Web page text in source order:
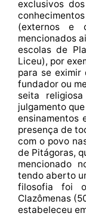
exclusivos
(externos e
mencionados
escolas de
Liceu), por
para se
fundador ou
seita
julgamento
ensinamentos
presença de
com o povo
de Pitágoras,
mencionado
tendo aberto
filosofia foi o
Clazômenas
estabeleceu